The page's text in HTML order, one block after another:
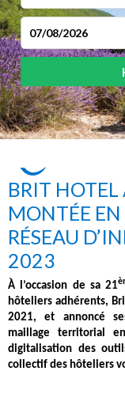
BRIT
MONTÉE
RÉSEAU
2023
À l’occasion de sa 21
hôteliers adhérents,
2021, et annoncé
maillage territorial
digitalisation des
collectif des hôteliers